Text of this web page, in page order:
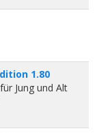
1.80
Jung und Alt